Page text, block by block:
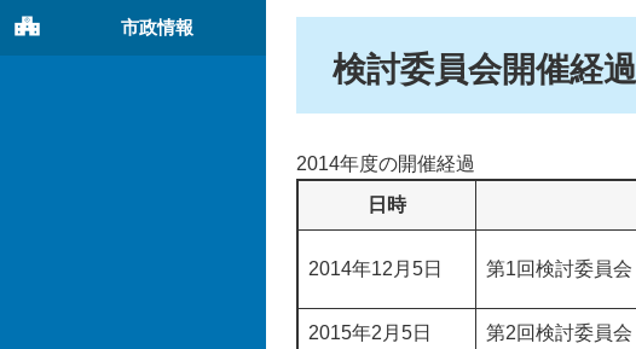
市政情報
検討委員会開催経過
2014年度の開催経過
日時
2014年12月5日 第1回検討委員会
2015年2月5日 第2回検討委員会